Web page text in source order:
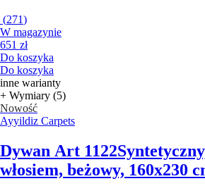
(271)
W magazynie
651 zł
Do koszyka
Do koszyka
inne warianty
+ Wymiary (5)
Nowość
Ayyildiz Carpets
Dywan Art 1122
włosiem, beżowy, 160x230